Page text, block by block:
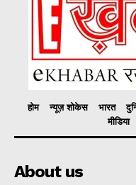
होम न्यूज़ शोकेस भारत
मीडिया
About us